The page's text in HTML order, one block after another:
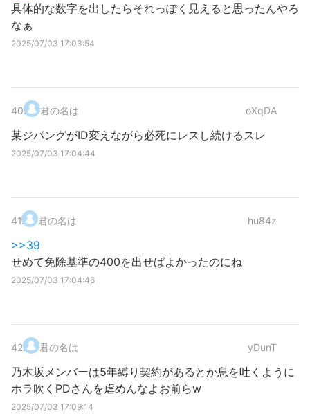
具体的な数字を出したらそれっぽく見えると思ったんやろ
なぁ
2025/07/03 17:03:54
40. 君の名は oXqDA
某ジパングがID変えながら必死にレスし続けるスレ
2025/07/03 17:04:44
41. 君の名は hu84z
>>39
せめて免除基準の400を出せばよかったのにね
2025/07/03 17:04:46
42. 君の名は yDunT
乃木坂メンバーは5年縛り契約があるとか息を吐くように
ホラ吹くPDさんを虐めんなよお前らw
2025/07/03 17:09:14